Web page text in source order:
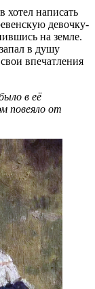
хотел написать
девочку-
на земле.
в душу
впечатления
в её
повеяло от